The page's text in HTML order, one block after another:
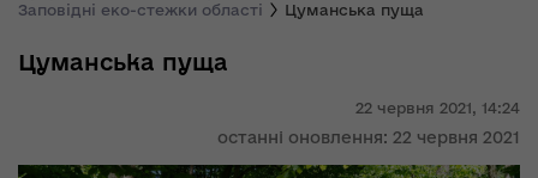
Заповідні еко-стежки області
Цуманська пуща
22 червня 2021, 14:24
останні оновлення: 22 червня 2021
Цуманська пуща